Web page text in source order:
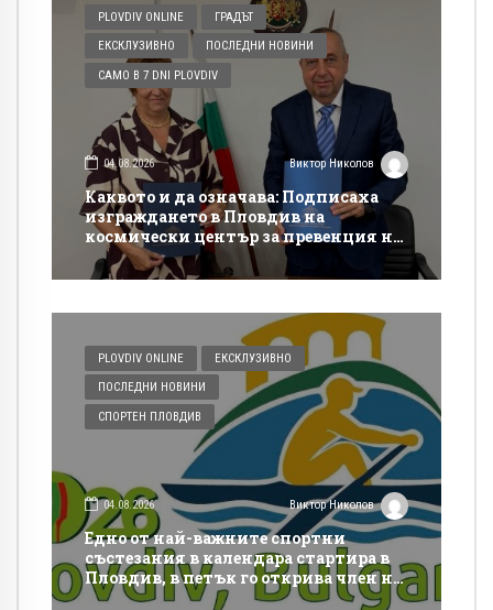
PLOVDIV ONLINE ГРАДЪТ
ЕКСКЛУЗИВНО ПОСЛЕДНИ НОВИНИ
САМО В 7 DNI PLOVDIV
04.08.2026 Виктор Николов
Каквото и да означава: Подписаха
изграждането в Пловдив на
космически център за превенция на
бедствия и аварии
PLOVDIV ONLINE ЕКСКЛУЗИВНО
ПОСЛЕДНИ НОВИНИ
СПОРТЕН ПЛОВДИВ
04.08.2026 Виктор Николов
Едно от най-важните спортни
състезания в календара стартира в
Пловдив, в петък го открива член на
МОК и важен спортен шеф